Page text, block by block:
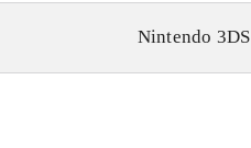
Nintendo 3DS